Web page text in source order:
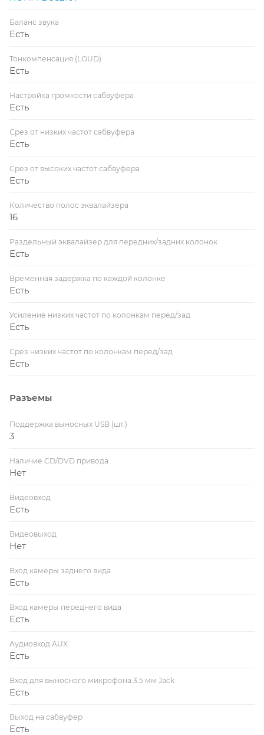
Баланс звука
Есть
Тонкомпенсация (LOUD)
Есть
Настройка громкости сабвуфера
Есть
Срез от низких частот сабвуфера
Есть
Срез от высоких частот сабвуфера
Есть
Количество полос эквалайзера
16
Раздельный эквалайзер для передних/задних колонок
Есть
Временная задержка по каждой колонке
Есть
Усиление низких частот по колонкам перед/зад
Есть
Срез низких частот по колонкам перед/зад
Есть
Разъемы
Поддержка выносных USB (шт.)
3
Наличие CD/DVD привода
Нет
Видеовход
Есть
Видеовыход
Нет
Вход камеры заднего вида
Есть
Вход камеры переднего вида
Есть
Аудиовход AUX
Есть
Вход для выносного микрофона 3.5 мм Jack
Есть
Выход на сабвуфер
Есть